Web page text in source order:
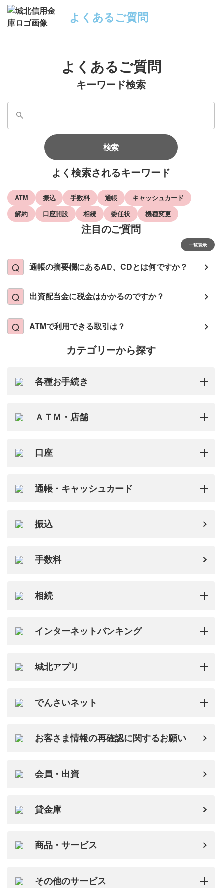
よくあるご質問
よくあるご質問
キーワード検索
検索
よく検索されるキーワード
ATM 振込 手数料 通帳
キャッシュカード
解約
口座開設 相続 委任状 機種変更
注目のご質問
一覧表示
通帳の摘要欄にあるAD、CDとは何ですか？
出資配当金に税金はかかるのですか？
ATMで利用できる取引は？
カテゴリーから探す
各種お手続き
ＡＴＭ・店舗
口座
通帳・キャッシュカード
振込
手数料
相続
インターネットバンキング
城北アプリ
でんさいネット
お客さま情報の再確認に関するお願い
会員・出資
貸金庫
商品・サービス
その他のサービス